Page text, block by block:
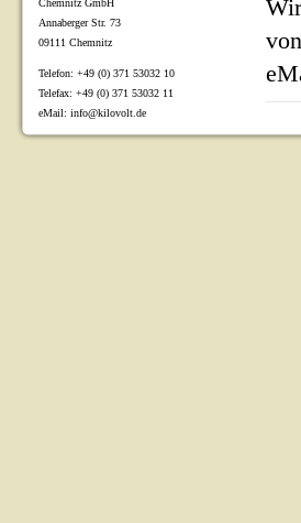
Chemnitz GmbH
Annaberger Str. 73
09111 Chemnitz
Telefon: +49 (0) 371 53032 10
Telefax: +49 (0) 371 53032 11
eMail: info@kilovolt.de